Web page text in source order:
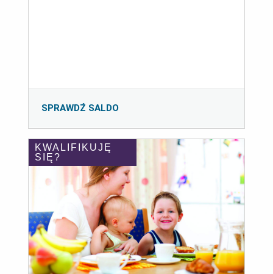
SPRAWDŹ SALDO
KWALIFIKUJĘ
SIĘ?